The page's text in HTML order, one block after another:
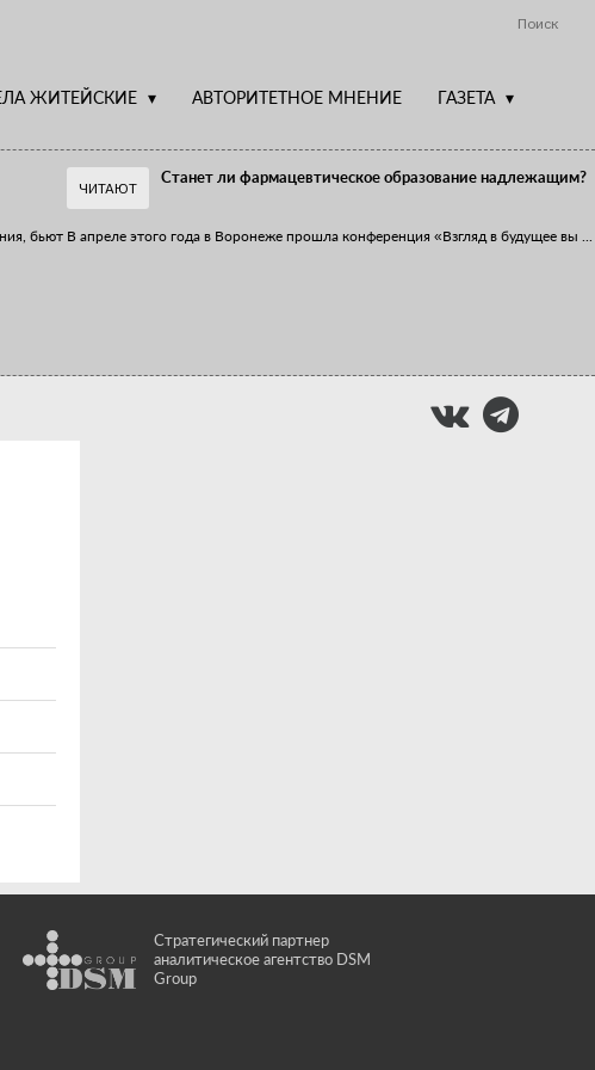
Поиск
ЖИТЕЙСКИЕ АВТОРИТЕТНОЕ МНЕНИЕ ГАЗЕТА
бьют
ЧИТАЮТ
Станет ли фармацевтическое образование надлежащим?
В апреле этого года в Воронеже прошла конференция «Взгляд в будущее вы
Стратегический партнер
аналитическое агентство DSM
Group